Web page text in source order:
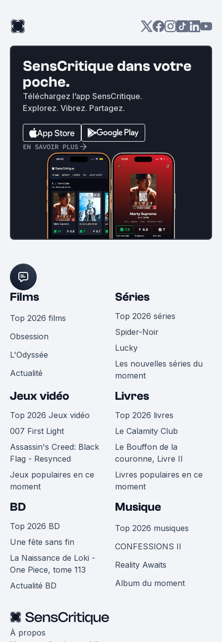
SensCritique dans votre
poche.
Téléchargez l’app SensCritique.
Explorez. Vibrez. Partagez.
EN SAVOIR PLUS
Films
Top 2026 films
Obsession
L'Odyssée
Actualité
Séries
Top 2026 séries
Spider-Noir
Lucky
Les nouvelles séries du
moment
Jeux vidéo
Top 2026 Jeux vidéo
007 First Light
Assassin's Creed: Black
Flag - Resynced
Jeux populaires en ce
moment
Livres
Top 2026 livres
Le Calamity Club
Le Bouffon de la
couronne, Livre II
Livres populaires en ce
moment
BD
Top 2026 BD
Une fête sans fin
La Naissance de Loki -
One Piece, tome 113
Actualité BD
Musique
Top 2026 musiques
CONFESSIONS II
Reality Awaits
Album du moment
À propos